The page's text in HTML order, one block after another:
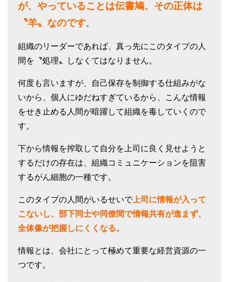
が、やっていることは伝書鳩、その正体は
〝羊〟なのです。
組織のリーダーであれば、真っ先にこのタイプの人
間を〝処理〟しなくてはなりません。
何度も言いますが、自己保存を制御する仕組みがな
いから、個人にゆだねすぎているから、こんな情報
をせき止める人間が暗躍して組織を毒していくので
す。
下から情報を搾取して自分を上司に良く見せようと
するだけの存在は、組織コミュニケーションを阻害
するがん細胞の一種です。
このタイプの人間がいるせいで上司に情報が入って
こないし、部下同士や同僚間で情報共有が進まず、
全体像が把握しにくくなる。
情報とは、会社にとって極めて重要な経営資源の一
つです。